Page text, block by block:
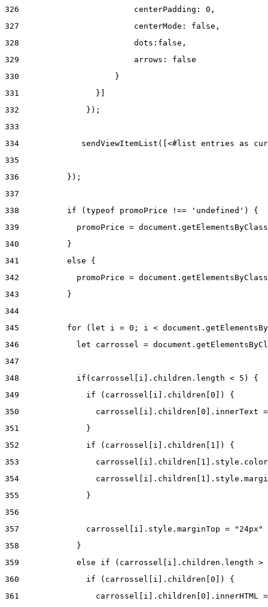
326
                        centerPadding: 0,
327
                        centerMode: false,
328
                        dots:false,
329
                        arrows: false
330
                    }
331
                }]
332
              });
333
334
sendViewItemList([<#list entries as
335
336
          });
337
338
          if (typeof promoPrice !== 'undefined') {
339
promoPrice =
340
          }
341
          else {
342
promoPrice =
343
          }
344
345
for (let i = 0; i <
346
let carrossel =
347
348
            if(carrossel[i].children.length < 5) {
349
              if (carrossel[i].children[0]) {
350
carrossel[i].children[0].innerText
351
              }
352
              if (carrossel[i].children[1]) {
353
354
355
              }
356
357
              carrossel[i].style.marginTop = "24px"
358
            }
359
else if (carrossel[i].children.length
360
              if (carrossel[i].children[0]) {
361
carrossel[i].children[0].innerHTML